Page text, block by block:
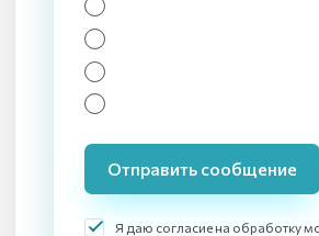
Отправить сообщение
Я даю согласие на обработку